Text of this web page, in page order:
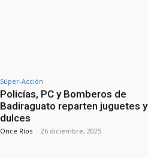
Súper-Acción
Policías, PC y Bomberos de
Badiraguato reparten juguetes y
dulces
Once Ríos - 26 diciembre, 2025